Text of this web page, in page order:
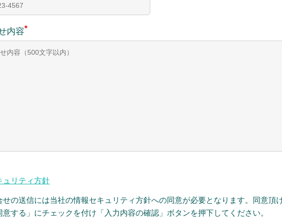
内容*
ュリティ方針
の送信には当社の情報セキュリティ方針への同意が必要となります。同意頂
意する」にチェックを付け「入力内容の確認」ボタンを押下してください。